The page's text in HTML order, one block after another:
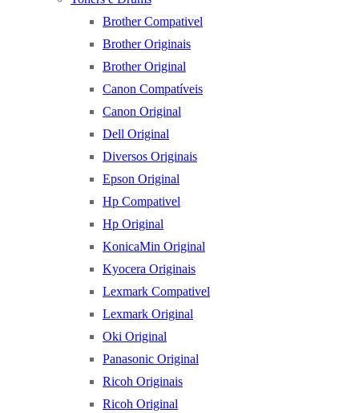
Brother Compativel
Brother Originais
Brother Original
Canon Compatíveis
Canon Original
Dell Original
Diversos Originais
Epson Original
Hp Compativel
Hp Original
KonicaMin Original
Kyocera Originais
Lexmark Compativel
Lexmark Original
Oki Original
Panasonic Original
Ricoh Originais
Ricoh Original